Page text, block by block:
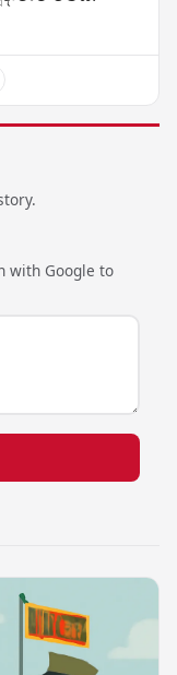
with Google to